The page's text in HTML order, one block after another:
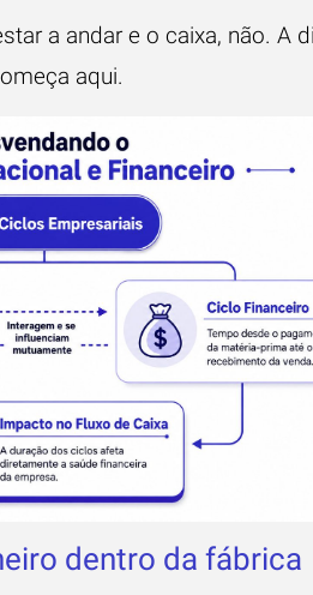
a andar e o caixa, não. A
aqui.
dentro da fábrica